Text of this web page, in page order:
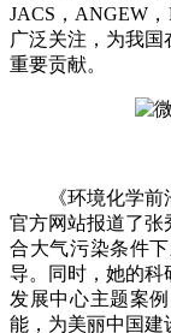
JACS，ANGEW
广泛关注，为我
重要贡献。
《环境化学
官方网站报道了张
合大气污染条件
导。同时，她的科
发展中心主题案
能，为美丽中国建